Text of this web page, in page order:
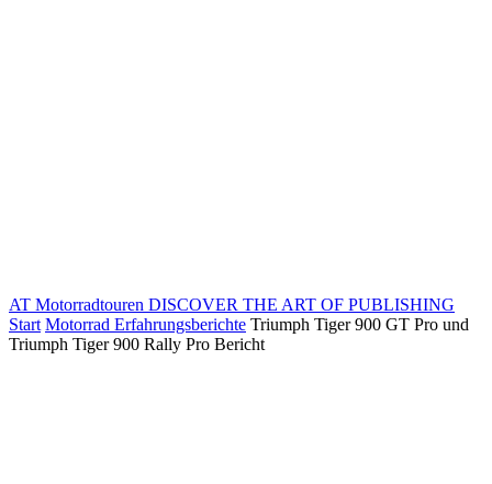
AT Motorradtouren DISCOVER THE ART OF PUBLISHING
Start Motorrad Erfahrungsberichte Triumph Tiger 900 GT Pro und
Triumph Tiger 900 Rally Pro Bericht